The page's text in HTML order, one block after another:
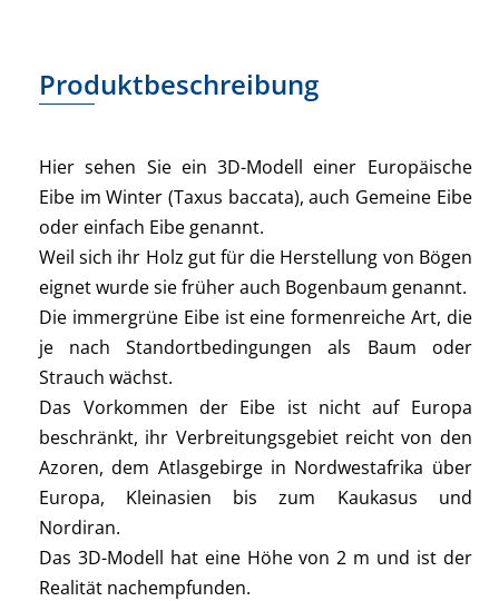
Produktbeschreibung
Hier sehen Sie ein 3D-Modell einer Europäische
Eibe im Winter (Taxus baccata), auch Gemeine Eibe
oder einfach Eibe genannt.
Weil sich ihr Holz gut für die Herstellung von Bögen
eignet wurde sie früher auch Bogenbaum genannt.
Die immergrüne Eibe ist eine formenreiche Art, die
je nach Standortbedingungen als Baum oder
Strauch wächst.
Das Vorkommen der Eibe ist nicht auf Europa
beschränkt, ihr Verbreitungsgebiet reicht von den
Azoren, dem Atlasgebirge in Nordwestafrika über
Europa, Kleinasien bis zum Kaukasus und
Nordiran.
Das 3D-Modell hat eine Höhe von 2 m und ist der
Realität nachempfunden.